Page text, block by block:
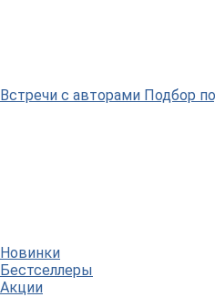
Встречи с авторами Подбор
Новинки
Бестселлеры
Акции